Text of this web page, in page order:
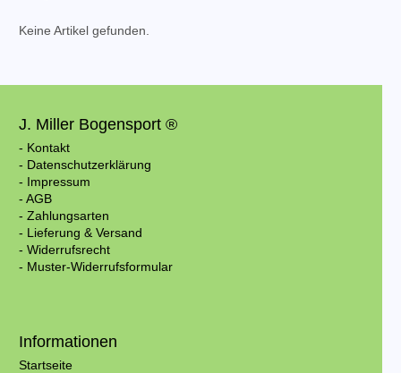
Keine Artikel gefunden.
J. Miller Bogensport ®
- Kontakt
- Datenschutzerklärung
- Impressum
- AGB
- Zahlungsarten
- Lieferung & Versand
- Widerrufsrecht
- Muster-Widerrufsformular
Informationen
Startseite